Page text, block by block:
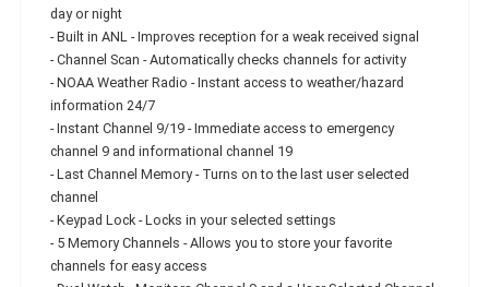
day or night
- Built in ANL - Improves reception for a weak received signal
- Channel Scan - Automatically checks channels for activity
- NOAA Weather Radio - Instant access to weather/hazard
information 24/7
- Instant Channel 9/19 - Immediate access to emergency
channel 9 and informational channel 19
- Last Channel Memory - Turns on to the last user selected
channel
- Keypad Lock - Locks in your selected settings
- 5 Memory Channels - Allows you to store your favorite
channels for easy access